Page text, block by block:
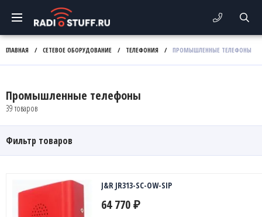
ГЛАВНАЯ / СЕТЕВОЕ ОБОРУДОВАНИЕ / ТЕЛЕФОНИЯ / ПРОМЫШЛЕННЫЕ ТЕЛЕФОНЫ
Промышленные телефоны
39 товаров
Фильтр товаров
J&R JR313-SC-OW-SIP
64 770 ₽